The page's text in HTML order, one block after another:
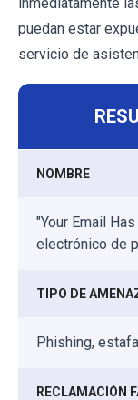
puedan estar
servicio de
NOMBRE
"Your Email
electrónico de
TIPO DE
Phishing,
RECLAMACIÓN